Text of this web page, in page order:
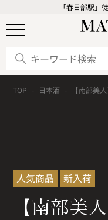
「春日部駅」
TOP 日本酒 【南部美
人気商品 新入荷
【南部美